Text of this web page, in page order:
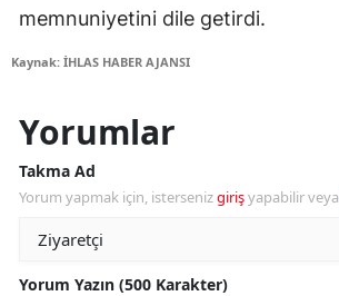
memnuniyetini dile getirdi.
Kaynak: İHLAS HABER AJANSI
Yorumlar
Takma Ad
Yorum yapmak için, istersenizgirişyapabilir veya
Yorum Yazın (500 Karakter)